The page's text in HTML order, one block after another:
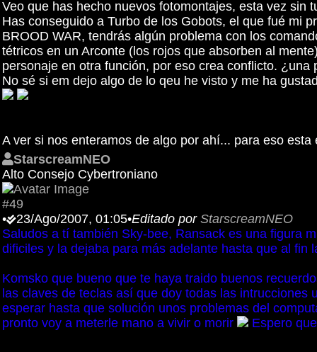
Veo que has hecho nuevos fotomontajes, esta vez sin
Has conseguido a Turbo de los Gobots, el que fué mi
BROOD WAR, tendrás algún problema con los
tétricos en un Arconte (los rojos que absorben al
personaje en otra función, por eso crea conflicto. ¿una
No sé si em dejo algo de lo qeu he visto y me ha
A ver si nos enteramos de algo por ahí... para eso
StarscreamNEO
Alto Consejo Cybertroniano
#49
•
23/Ago/2007, 01:05•Editado por StarscreamNEO
Saludos a tí también Sky-bee, Ransack es una figura
dificiles y la dejaba para más adelante hasta que al
Komsko que bueno que te haya traido buenos
las claves de teclas así que doy todas las intrucciones
esperar hasta que solución unos problemas del
pronto voy a meterle mano a vivir o morir
Espero